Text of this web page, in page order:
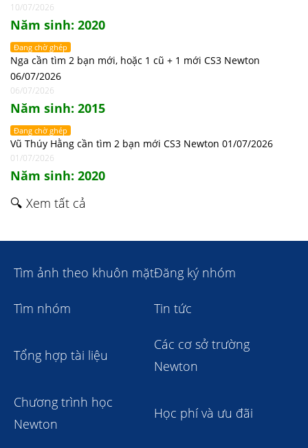
10/07/2026
Năm sinh: 2020
Đang chờ ghép
Nga cần tìm 2 bạn mới, hoặc 1 cũ + 1 mới CS3 Newton
06/07/2026
06/07/2026
Năm sinh: 2015
Đang chờ ghép
Vũ Thúy Hằng cần tìm 2 bạn mới CS3 Newton 01/07/2026
01/07/2026
Năm sinh: 2020
🔍 Xem tất cả
Tìm ảnh theo khuôn mặtĐăng ký nhóm
Tìm nhóm Tin tức
Tổng hợp tài liệu
Các cơ sở trường
Newton
Chương trình học
Newton
Học phí và ưu đãi